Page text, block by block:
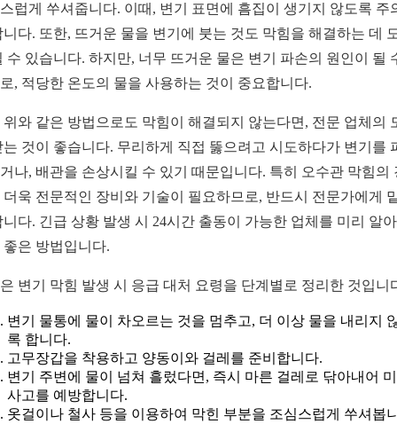
럽게 쑤셔줍니다. 이때, 변기 표면에 흠집이 생기지 않도록 주
니다. 또한, 뜨거운 물을 변기에 붓는 것도 막힘을 해결하는 데
수 있습니다. 하지만, 너무 뜨거운 물은 변기 파손의 원인이 될
, 적당한 온도의 물을 사용하는 것이 중요합니다.
위와 같은 방법으로도 막힘이 해결되지 않는다면, 전문 업체의
는 것이 좋습니다. 무리하게 직접 뚫으려고 시도하다가 변기를
나, 배관을 손상시킬 수 있기 때문입니다. 특히 오수관 막힘의
더욱 전문적인 장비와 기술이 필요하므로, 반드시 전문가에게
니다. 긴급 상황 발생 시 24시간 출동이 가능한 업체를 미리 알
좋은 방법입니다.
변기 막힘 발생 시 응급 대처 요령을 단계별로 정리한 것입니
변기 물통에 물이 차오르는 것을 멈추고, 더 이상 물을 내리지
록 합니다.
고무장갑을 착용하고 양동이와 걸레를 준비합니다.
변기 주변에 물이 넘쳐 흘렀다면, 즉시 마른 걸레로 닦아내어
사고를 예방합니다.
옷걸이나 철사 등을 이용하여 막힌 부분을 조심스럽게 쑤셔봅